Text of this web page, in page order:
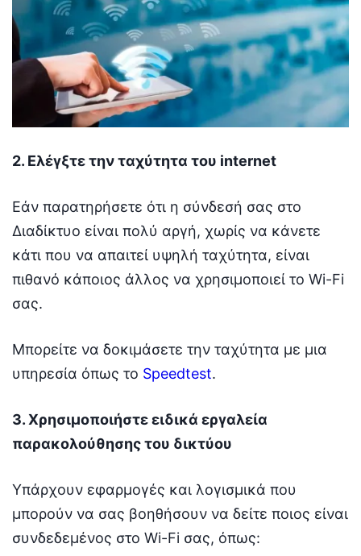
2. Ελέγξτε την ταχύτητα του internet
Εάν παρατηρήσετε ότι η σύνδεσή σας στο
Διαδίκτυο είναι πολύ αργή, χωρίς να κάνετε
κάτι που να απαιτεί υψηλή ταχύτητα, είναι
πιθανό κάποιος άλλος να χρησιμοποιεί το Wi-Fi
σας.
Μπορείτε να δοκιμάσετε την ταχύτητα με μια
υπηρεσία όπως το Speedtest.
3. Χρησιμοποιήστε ειδικά εργαλεία
παρακολούθησης του δικτύου
Υπάρχουν εφαρμογές και λογισμικά που
μπορούν να σας βοηθήσουν να δείτε ποιος είναι
συνδεδεμένος στο Wi-Fi σας, όπως: